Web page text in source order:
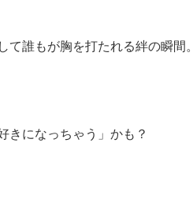
誰もが胸を打たれる絆の瞬間。
きになっちゃう」かも？